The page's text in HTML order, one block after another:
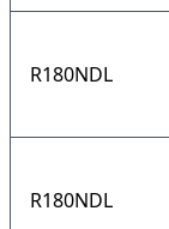
R180NDL
R180NDL